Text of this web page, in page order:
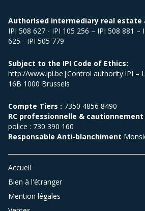
Authorised intermediary real estate
IPI 508 627 - IPI 105 256 – IPI 508 881 –
625 - IPI 505 779
Subject to the IPI Code of Ethics:
http://www.ipi.be|Control authority:IPI –
16B 1000 Brussels
Compte Tiers : 7350 4856 8490
RC professionnelle & cautionnement
police : 730 390 160
Responsable Anti-blanchiment
Accueil
Bien à l'étranger
Mention légales